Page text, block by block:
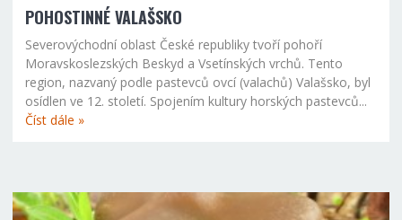
POHOSTINNÉ VALAŠSKO
Severovýchodní oblast České republiky tvoří pohoří
Moravskoslezských Beskyd a Vsetínských vrchů. Tento
region, nazvaný podle pastevců ovcí (valachů) Valašsko, byl
osídlen ve 12. století. Spojením kultury horských pastevců...
Číst dále »